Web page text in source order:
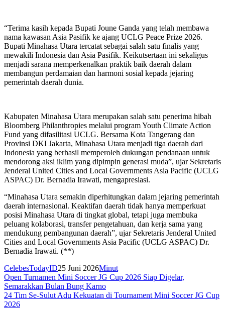
“Terima kasih kepada Bupati Joune Ganda yang telah membawa
nama kawasan Asia Pasifik ke ajang UCLG Peace Prize 2026.
Bupati Minahasa Utara tercatat sebagai salah satu finalis yang
mewakili Indonesia dan Asia Pasifik. Keikutsertaan ini sekaligus
menjadi sarana memperkenalkan praktik baik daerah dalam
membangun perdamaian dan harmoni sosial kepada jejaring
pemerintah daerah dunia.
Kabupaten Minahasa Utara merupakan salah satu penerima hibah
Bloomberg Philanthropies melalui program Youth Climate Action
Fund yang difasilitasi UCLG. Bersama Kota Tangerang dan
Provinsi DKI Jakarta, Minahasa Utara menjadi tiga daerah dari
Indonesia yang berhasil memperoleh dukungan pendanaan untuk
mendorong aksi iklim yang dipimpin generasi muda”, ujar Sekretaris
Jenderal United Cities and Local Governments Asia Pacific (UCLG
ASPAC) Dr. Bernadia Irawati, mengapresiasi.
“Minahasa Utara semakin diperhitungkan dalam jejaring pemerintah
daerah internasional. Keaktifan daerah tidak hanya memperkuat
posisi Minahasa Utara di tingkat global, tetapi juga membuka
peluang kolaborasi, transfer pengetahuan, dan kerja sama yang
mendukung pembangunan daerah”, ujar Sekretaris Jenderal United
Cities and Local Governments Asia Pacific (UCLG ASPAC) Dr.
Bernadia Irawati. (**)
CelebesTodayID25 Juni 2026Minut
Navigasi
pos
Open Turnamen Mini Soccer JG Cup 2026 Siap Digelar,
Semarakkan Bulan Bung Karno
24 Tim Se-Sulut Adu Kekuatan di Tournament Mini Soccer JG Cup
2026